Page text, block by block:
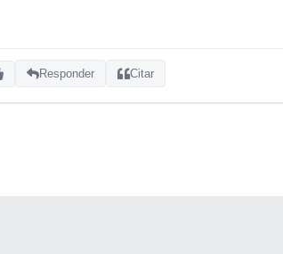
Responder Citar